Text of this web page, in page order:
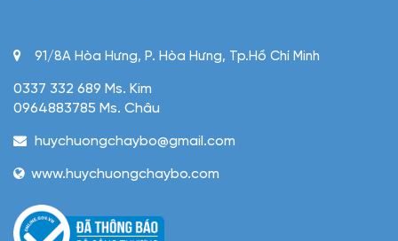
91/8A Hòa Hưng, P. Hòa Hưng, Tp.Hồ Chí Minh
0337 332 689 Ms. Kim
0964883785 Ms. Châu
huychuongchaybo@gmail.com
www.huychuongchaybo.com